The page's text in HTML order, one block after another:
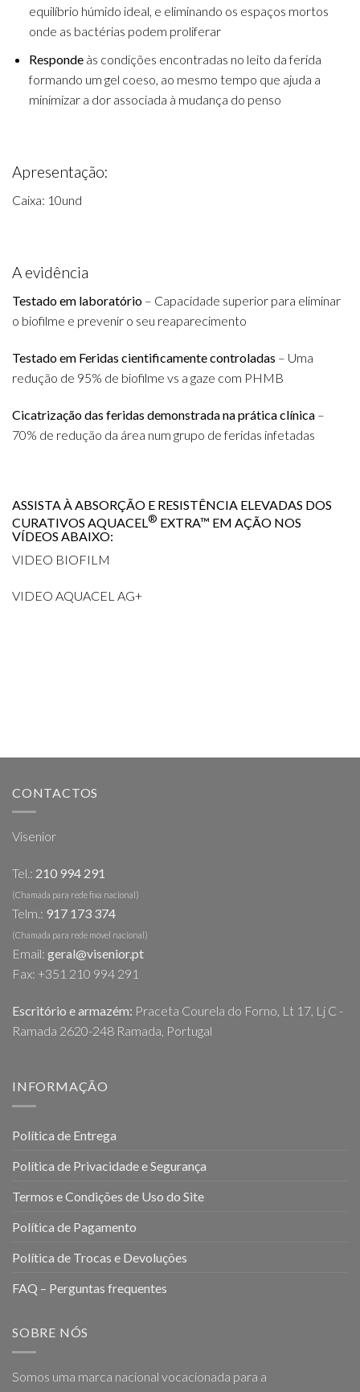
equilíbrio húmido ideal, e eliminando os espaços mortos
onde as bactérias podem proliferar
Respondeàs condições encontradas no leito da ferida
formando um gel coeso, ao mesmo tempo que ajuda a
minimizar a dor associada à mudança do penso
Apresentação:
Caixa: 10und
A evidência
Testado em laboratório – Capacidade superior para eliminar
o biofilme e prevenir o seu reaparecimento
Testado em Feridas cientificamente controladas – Uma
redução de 95% de biofilme vs a gaze com PHMB
Cicatrização das feridas demonstrada na prática clínica –
70% de redução da área num grupo de feridas infetadas
ASSISTA À ABSORÇÃO E RESISTÊNCIA ELEVADAS DOS
CURATIVOS AQUACEL ® EXTRA™ EM AÇÃO NOS
VÍDEOS ABAIXO:
VIDEO BIOFILM
VIDEO AQUACEL AG+
CONTACTOS
Visenior
Tel.: 210 994 291
(Chamada para rede fixa nacional)
Telm.: 917 173 374
(Chamada para rede móvel nacional)
Email: geral@visenior.pt
Fax: +351 210 994 291
Escritório e armazém: Praceta Courela do Forno, Lt 17, Lj C -
Ramada 2620-248 Ramada, Portugal
INFORMAÇÃO
Política de Entrega
Política de Privacidade e Segurança
Termos e Condições de Uso do Site
Política de Pagamento
Política de Trocas e Devoluções
FAQ – Perguntas frequentes
SOBRE NÓS
Somos uma marca nacional vocacionada para a